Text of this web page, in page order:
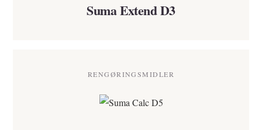
Suma Extend D3
RENGØRINGSMIDLER